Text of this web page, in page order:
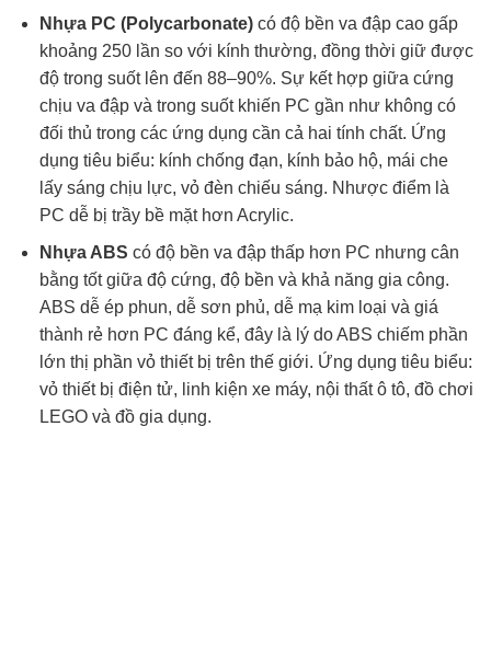
Nhựa PC (Polycarbonate)có độ bền va đập cao gấp
khoảng 250 lần so với kính thường, đồng thời giữ được
độ trong suốt lên đến 88–90%. Sự kết hợp giữa cứng
chịu va đập và trong suốt khiến PC gần như không có
đối thủ trong các ứng dụng cần cả hai tính chất. Ứng
dụng tiêu biểu: kính chống đạn, kính bảo hộ, mái che
lấy sáng chịu lực, vỏ đèn chiếu sáng. Nhược điểm là
PC dễ bị trầy bề mặt hơn Acrylic.
Nhựa ABS có độ bền va đập thấp hơn PC nhưng cân
bằng tốt giữa độ cứng, độ bền và khả năng gia công.
ABS dễ ép phun, dễ sơn phủ, dễ mạ kim loại và giá
thành rẻ hơn PC đáng kể, đây là lý do ABS chiếm phần
lớn thị phần vỏ thiết bị trên thế giới. Ứng dụng tiêu biểu:
vỏ thiết bị điện tử, linh kiện xe máy, nội thất ô tô, đồ chơi
LEGO và đồ gia dụng.